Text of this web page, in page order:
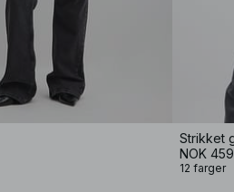
Strikket
NOK 459
12 farger